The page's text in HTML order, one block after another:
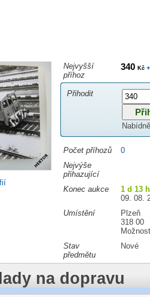
Nejvyšší
příhoz
340 Kč+
Přihodit
Počet příhozů
0
Nejvýše
přihazující
Konec aukce
1 d 13
09. 08.
Umístění
Plzeň
318 00
Stav
předmětu
Nové
na dopravu